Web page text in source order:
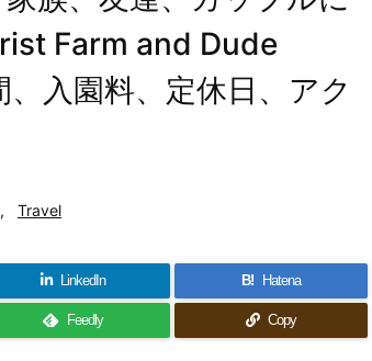
Farm and Dude
入園料、定休日、アク
, Travel
LinkedIn B! Hatena
Feedly Copy